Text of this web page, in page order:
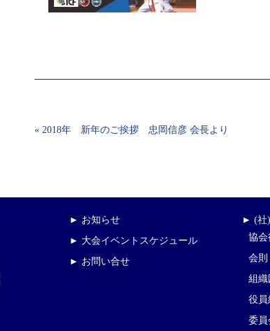
« 2018年 新年のご挨拶 忠岡信彦 会長より
► お知らせ
► 大会イベントスケジュール
► お問い合せ
► (社)
協会
会則
組織
役員
委員